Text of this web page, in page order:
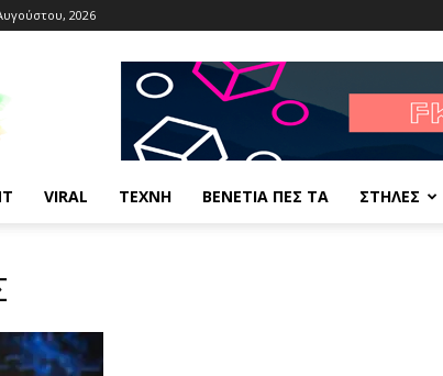
2026
VIRAL ΤΕΧΝΗ ΒΕΝΕΤΙΑ ΠΕΣ ΤΑ ΣΤΗΛΕΣ